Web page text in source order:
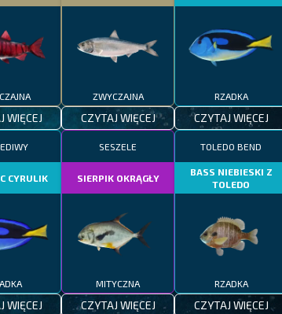
WIĘCEJ
ZWYCZAJNA
CZYTAJ WIĘCEJ
RZADKA
CZYTAJ WIĘCEJ
CYRULIK
WIĘCEJ
SESZELE
SIERPIK OKRĄGŁY
MITYCZNA
CZYTAJ WIĘCEJ
TOLEDO BEND
BASS NIEBIESKI Z
TOLEDO
RZADKA
CZYTAJ WIĘCEJ